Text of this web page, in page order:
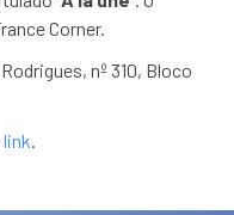
Corner.
nº 310, Bloco
link